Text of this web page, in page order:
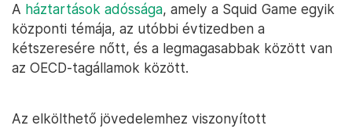
A háztartások adóssága, amely a Squid Game egyik
központi témája, az utóbbi évtizedben a
kétszeresére nőtt, és a legmagasabbak között van
az OECD-tagállamok között.
Az elkölthető jövedelemhez viszonyított